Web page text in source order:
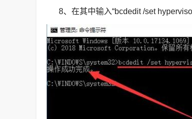
8、在其中输入“bcdedit /set